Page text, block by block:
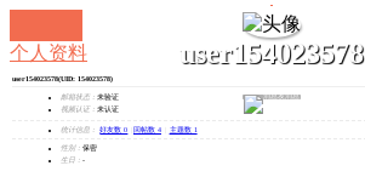
user154023578
发消息
个人资料
user154023578(UID: 154023578)
邮箱状态： 未验证
视频认证： 未认证
统计信息： 好友数 0 回帖数 4 主题数 1
性别： 保密
生日： -